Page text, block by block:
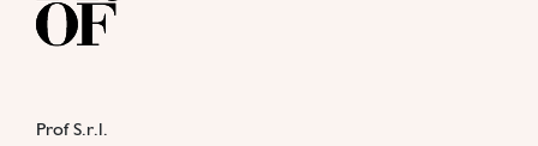
Prof S.r.l.